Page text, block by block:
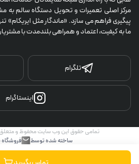
ما به کیفیت، اعتماد و همراهی بلندمدت با
تلگرام
اینستاگرام
تمامی حقوق این وب سایت محفوظ و متعلق
ساخته شده توسط